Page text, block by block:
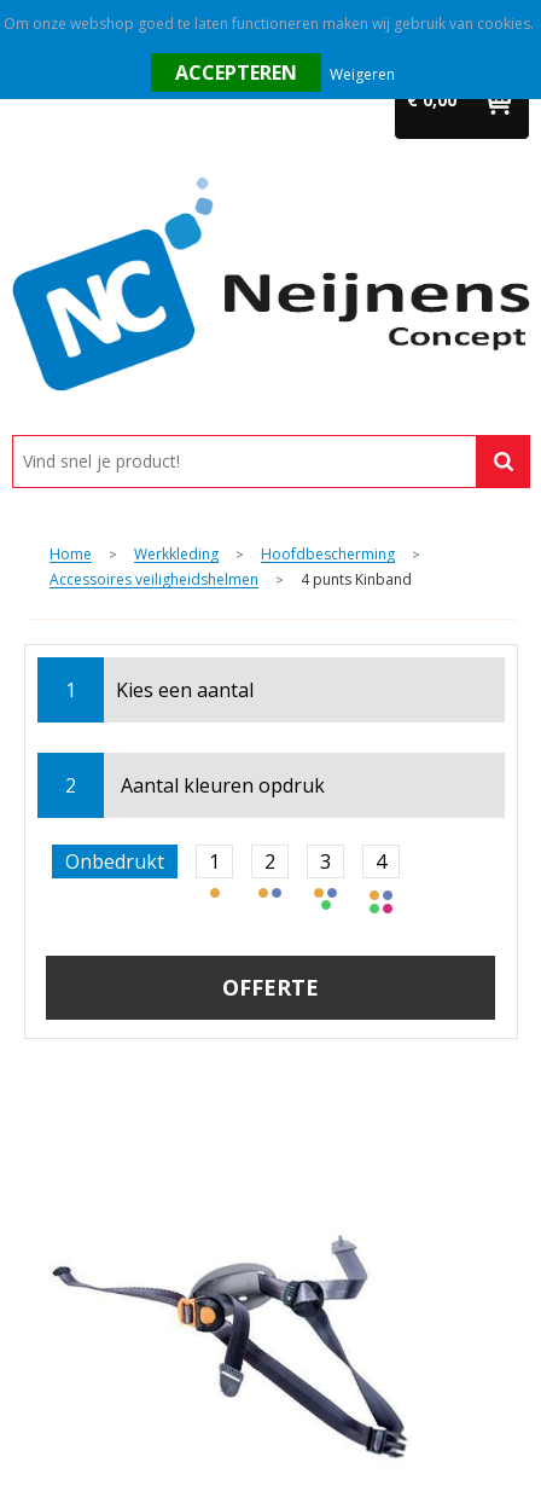
€ 0,00
Promotietextiel
Tassen
Alle categorieën
Custom made
Home > Werkkleding > Hoofdbescherming >
Accessoires veiligheidshelmen > 4 punts Kinband
1 Kies een aantal
2 Aantal kleuren opdruk
Onbedrukt 1 2 3 4
OFFERTE
Om onze webshop goed te laten functioneren maken wij gebruik van cookies.
Weigeren